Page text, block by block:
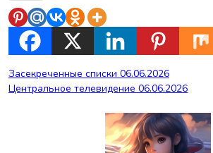
Навигация
по
Засекреченные списки 06.06.2026
Центральное телевидение 06.06.2026